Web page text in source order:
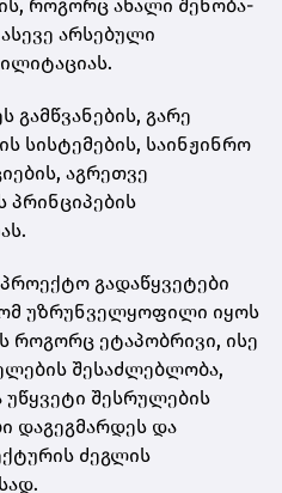
როგორც ახალი შენობა-
არსებული
გამწვანების, გარე
სისტემების, საინჟინრო
აგრეთვე
პრინციპების
გადაწყვეტები
უზრუნველყოფილი იყოს
როგორც ეტაპობრივი, ისე
შესაძლებლობა,
შესრულების
დაგეგმარდეს და
ძეგლის